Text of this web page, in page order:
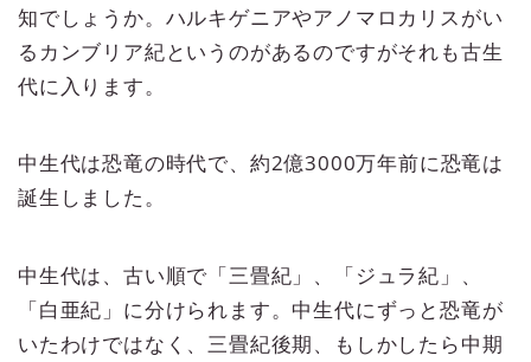
知でしょうか。ハルキゲニアやアノマロカリスがい
るカンブリア紀というのがあるのですがそれも古生
代に入ります。
中生代は恐竜の時代で、約2億3000万年前に恐竜は
誕生しました。
中生代は、古い順で「三畳紀」、「ジュラ紀」、
「白亜紀」に分けられます。中生代にずっと恐竜が
いたわけではなく、三畳紀後期、もしかしたら中期